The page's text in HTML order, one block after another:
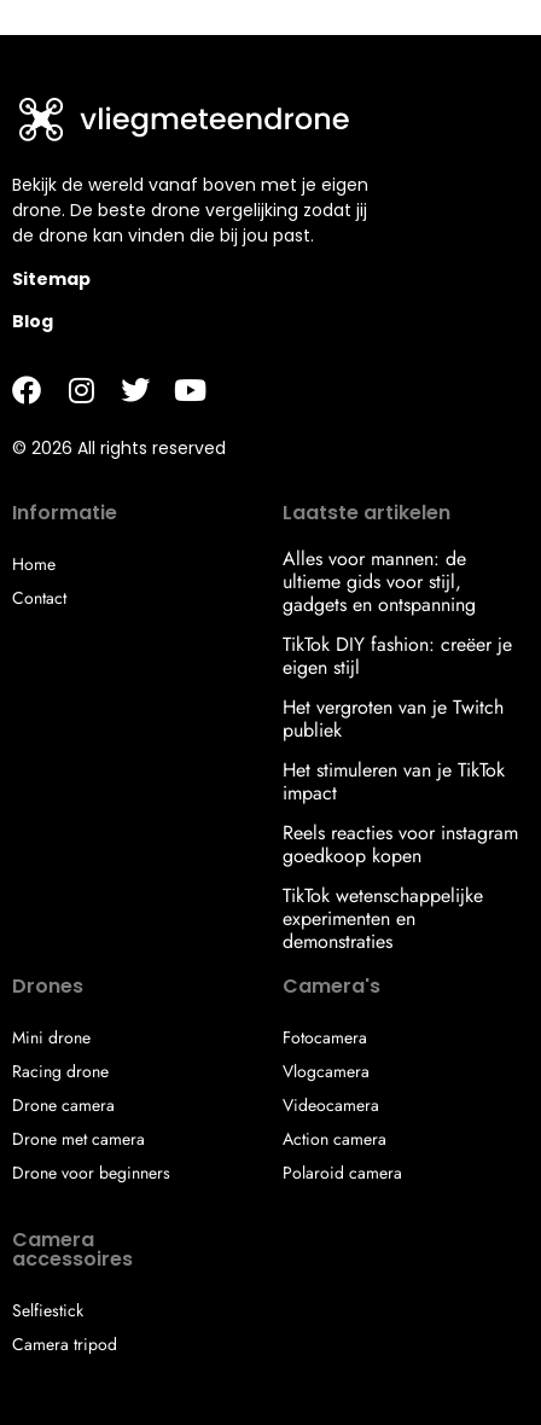
Bekijk de wereld vanaf boven met je eigen
drone. De beste drone vergelijking zodat jij
de drone kan vinden die bij jou past.
Sitemap
Blog
© 2026 All rights reserved
Informatie
Home
Contact
Laatste artikelen
Alles voor mannen: de
ultieme gids voor stijl,
gadgets en ontspanning
TikTok DIY fashion: creëer je
eigen stijl
Het vergroten van je Twitch
publiek
Het stimuleren van je TikTok
impact
Reels reacties voor instagram
goedkoop kopen
TikTok wetenschappelijke
experimenten en
demonstraties
Drones
Mini drone
Racing drone
Drone camera
Drone met camera
Drone voor beginners
Camera's
Fotocamera
Vlogcamera
Videocamera
Action camera
Polaroid camera
Camera
accessoires
Selfiestick
Camera tripod